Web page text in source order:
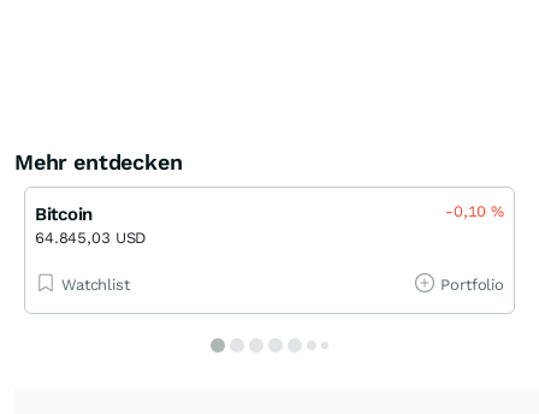
Mehr entdecken
Bitcoin
64.845,03 USD
-0,10%
Watchlist Portfolio